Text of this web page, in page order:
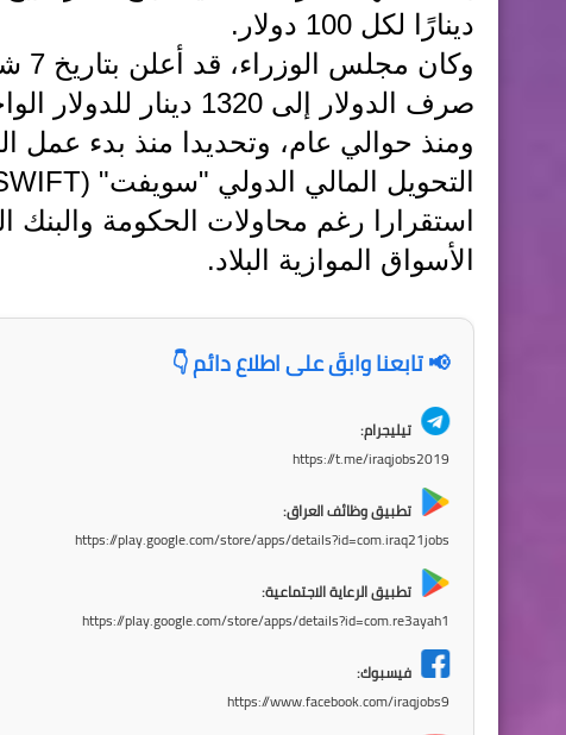
دينارًا لكل 100 دولار.
صرف الدولار إلى 1320 دينار للدولار الواحد.
ومنذ حوالي عام، وتحديدا منذ بدء عمل
استقرارا رغم محاولات الحكومة
الأسواق الموازية البلاد.
📢 تابعنا وابقَ على اطلاع دائم 👇
تيليجرام:
https://t.me/iraqjobs2019
تطبيق وظائف العراق:
https://play.google.com/store/apps/details?id=com.iraq21jobs
تطبيق الرعاية الاجتماعية:
https://play.google.com/store/apps/details?id=com.re3ayah1
فيسبوك:
https://www.facebook.com/iraqjobs9